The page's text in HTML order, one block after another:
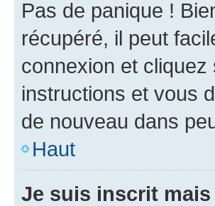
Pas de panique !
récupéré, il peut
connexion et cliquez
instructions et vous
de nouveau dans
Haut
Je suis inscrit